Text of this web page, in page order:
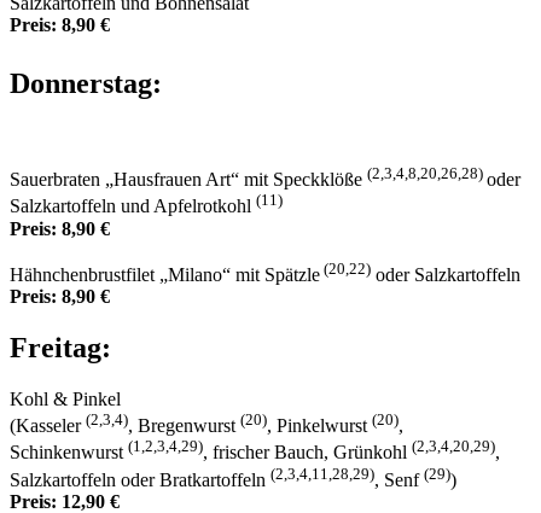
Preis: 8,90 €
Donnerstag:
Sauerbraten „Hausfrauen Art“ mit Speckklöße (2,3,4,8,20,26,28) oder
Salzkartoffeln und Apfelrotkohl (11)
Preis: 8,90 €
Hähnchenbrustfilet „Milano“ mit Spätzle (20,22) oder Salzkartoffeln
Preis: 8,90 €
Freitag:
Kohl & Pinkel
(Kasseler (2,3,4), Bregenwurst (20), Pinkelwurst (20),
Schinkenwurst (1,2,3,4,29), frischer Bauch, Grünkohl (2,3,4,20,29),
Salzkartoffeln oder Bratkartoffeln (2,3,4,11,28,29), Senf (29))
Preis: 12,90 €